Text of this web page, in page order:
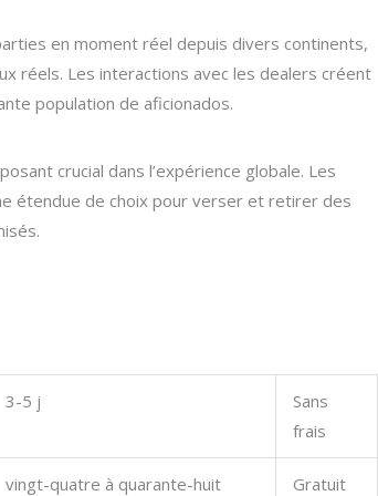
en moment réel depuis divers continents,
réels. Les interactions avec les dealers créent
population de aficionados.
crucial dans l’expérience globale. Les
étendue de choix pour verser et retirer des
3-5 j
Sans
frais
vingt-quatre à quarante-huit
Gratuit